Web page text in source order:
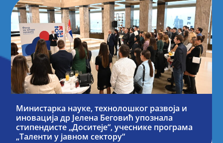
Министарка науке, технолошког развоја и
иновација др Јелена Беговић упознала
стипендисте „Доситеје“, учеснике програма
„Таленти у јавном сектору“